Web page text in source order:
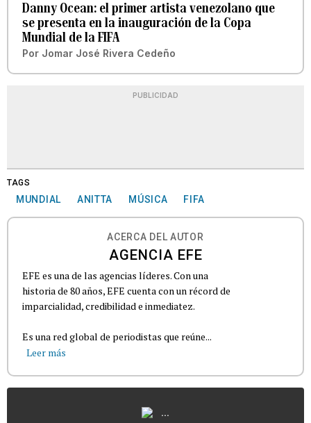
Danny Ocean: el primer artista venezolano que
se presenta en la inauguración de la Copa
Mundial de la FIFA
Por Jomar José Rivera Cedeño
PUBLICIDAD
TAGS
MUNDIAL ANITTA MÚSICA FIFA
ACERCA DEL AUTOR
AGENCIA EFE
EFE es una de las agencias líderes. Con una
historia de 80 años, EFE cuenta con un récord de
imparcialidad, credibilidad e inmediatez.
Es una red global de periodistas que reúne...
Leer más
...